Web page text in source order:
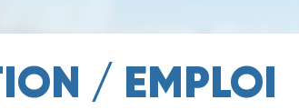
/ EMPLOI